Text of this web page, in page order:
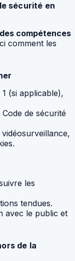
sécurité en
des compétences
comment les
(si applicable),
Code de sécurité
vidéosurveillance,
les
tendues.
avec le public et
de la